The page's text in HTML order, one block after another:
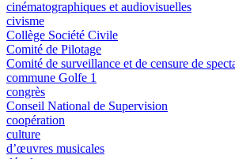
cinématographiques et audiovisuelles
civisme
Collège Société Civile
Comité de Pilotage
Comité de surveillance et de censure de
commune Golfe 1
congrès
Conseil National de Supervision
coopération
culture
d’œuvres musicales